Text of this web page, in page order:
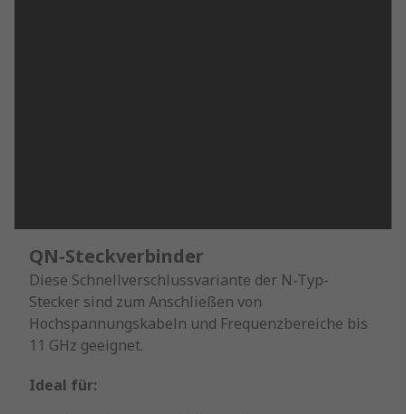
QN-Steckverbinder
Diese Schnellverschlussvariante der N-Typ-
Stecker sind zum Anschließen von
Hochspannungskabeln und Frequenzbereiche bis
11 GHz geeignet.
Ideal für: